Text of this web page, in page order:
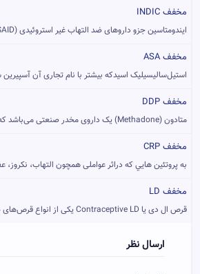
مخفف INDIC
ایندومتاسین جزو داروهای ضد التهاب غیر استروئیدی (NSAID) می‌ب...
مخفف ASA
استیل‌سالیسیلیک اسیدکه بیشتر با نام تجاری آن
مخفف DDP
متادون (Methadone) یک داروی مخدر صنعتی می‌باشد که غالباً به ...
مخفف CRP
به پروتئين هايي که دراثر عواملی همچون التهاب، نکروز،
مخفف LD
قرص ال دی یا Contraceptive LD یکی از انواع قرص‌های ضدبارداری...
ارسال نظر